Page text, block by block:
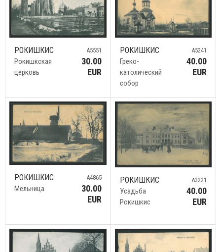
РОКИШКИС
Рокишкская
церковь
A5551
30.00
EUR
РОКИШКИС
Греко-
католический
собор
A5241
40.00
EUR
РОКИШКИС
Мельница
A4865
30.00
EUR
РОКИШКИС
Усадьба
Рокишкис
A3221
40.00
EUR